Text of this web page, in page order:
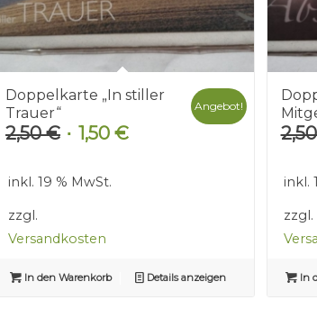
Doppelkarte „In stiller
Trauer“
2,50€ Ursprünglicher
war:
1,50€Aktueller
Angebot!
inkl. 19 % MwSt.
zzgl.
Versandkosten
In den Warenkorb Details anzeigen
inkl.
zzgl.
In